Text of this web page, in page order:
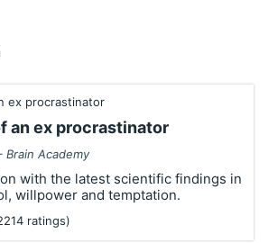
an ex procrastinator
Brain Academy
with the latest scientific findings in
willpower and temptation.
ratings)